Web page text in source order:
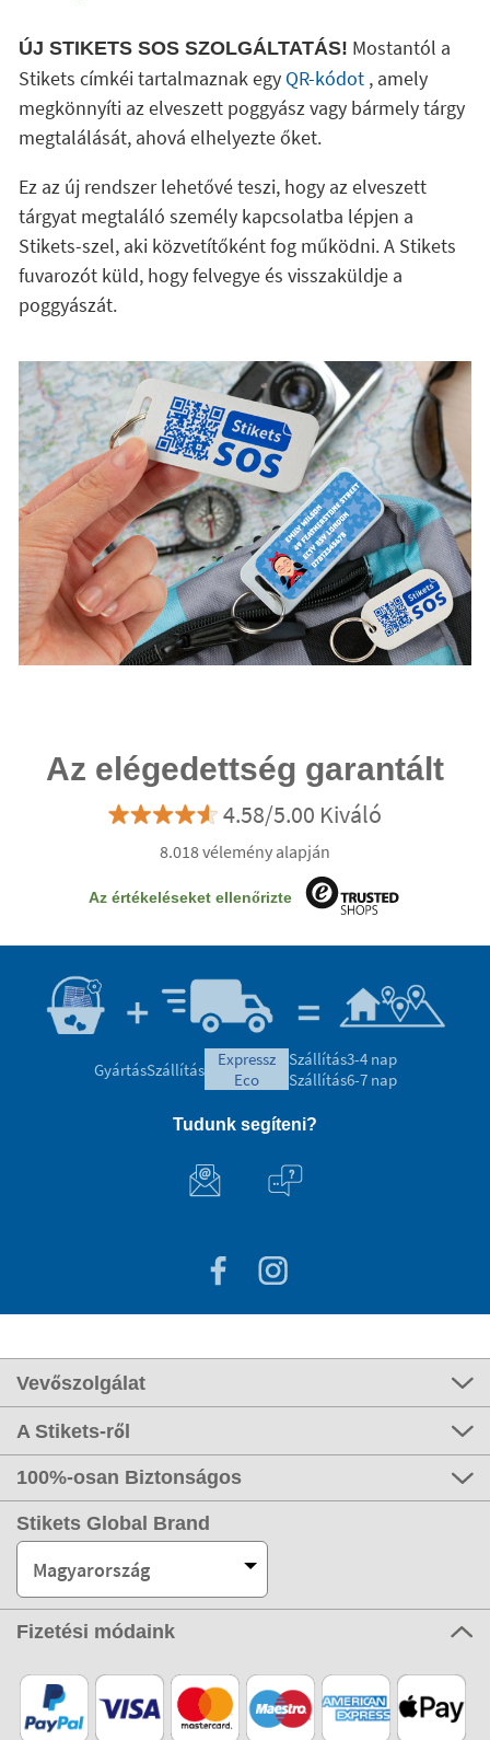
ÚJ STIKETS SOS SZOLGÁLTATÁS! Mostantól a
Stikets címkéi tartalmaznak egy QR-kódot, amely
megkönnyíti az elveszett poggyász vagy bármely tárgy
megtalálását, ahová elhelyezte őket.
Ez az új rendszer lehetővé teszi, hogy az elveszett
tárgyat megtaláló személy kapcsolatba lépjen a
Stikets-szel, aki közvetítőként fog működni. A Stikets
fuvarozót küld, hogy felvegye és visszaküldje a
poggyászát.
Az elégedettség garantált
4.58/5.00 Kiváló
8.018 vélemény alapján
Az értékeléseket ellenőrizte
GyártásSzállítás
expressz
eco
Szállítás3-4 nap
Szállítás6-7 nap
Tudunk segíteni?
Vevőszolgálat
A Stikets-ről
100%-osan Biztonságos
Stikets Global Brand
Magyarország
Fizetési módaink